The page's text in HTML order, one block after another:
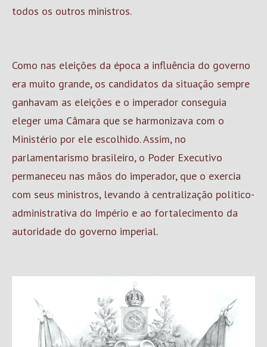
todos os outros ministros.
Como nas eleições da época a influência do governo
era muito grande, os candidatos da situação sempre
ganhavam as eleições e o imperador conseguia
eleger uma Câmara que se harmonizava com o
Ministério por ele escolhido. Assim, no
parlamentarismo brasileiro, o Poder Executivo
permaneceu nas mãos do imperador, que o exercia
com seus ministros, levando à centralização político-
administrativa do Império e ao fortalecimento da
autoridade do governo imperial.